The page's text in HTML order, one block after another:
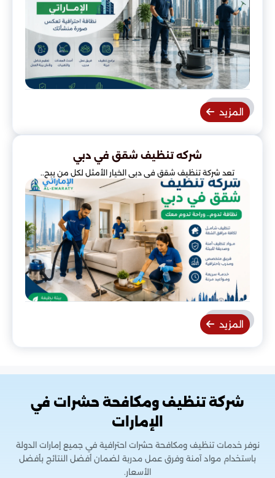
المزيد
شركه تنظيف شقق في دبي
تعد شركة تنظيف شقق في دبي الخيار الأمثل لكل من يبح..
المزيد
شركة تنظيف ومكافحة حشرات في
الإمارات
نوفر خدمات تنظيف ومكافحة حشرات احترافية في جميع إمارات الدولة
باستخدام مواد آمنة وفرق عمل مدربة لضمان أفضل النتائج بأفضل
الأسعار.